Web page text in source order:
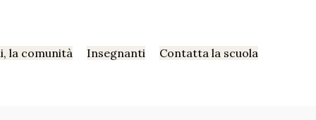
la comunità Insegnanti Contatta la scuola